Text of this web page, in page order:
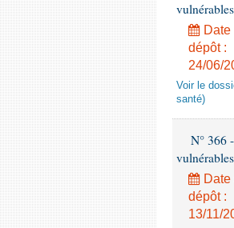
Date
dépôt :
24/06/
Voir le
santé)
N° 366
Date
dépôt :
13/11/